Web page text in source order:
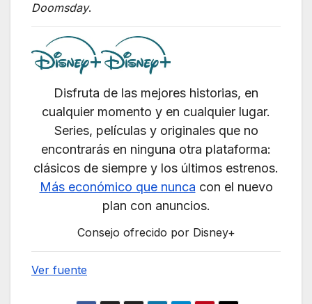
Doomsday.
Disfruta de las mejores historias, en
cualquier momento y en cualquier lugar.
Series, películas y originales que no
encontrarás en ninguna otra plataforma:
clásicos de siempre y los últimos estrenos.
Más económico que nunca con el nuevo
plan con anuncios.
Consejo ofrecido por Disney+
Ver fuente